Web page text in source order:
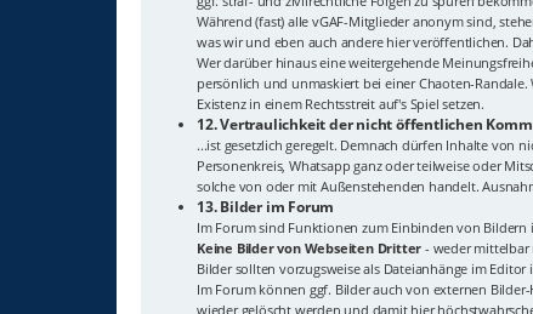
Während (fast) alle vGAF-Mitglieder anonym sind,
was wir und eben auch andere hier veröffentlichen.
Wer darüber hinaus eine weitergehende
persönlich und unmaskiert bei einer Chaoten-
Existenz in einem Rechtsstreit auf's Spiel setzen.
12. Vertraulichkeit der nicht öffentlichen
...ist gesetzlich geregelt. Demnach dürfen Inhalte von
Personenkreis, Whatsapp ganz oder teilweise oder
solche von oder mit Außenstehenden handelt.
13. Bilder im Forum
Im Forum sind Funktionen zum Einbinden von Bildern
Keine Bilder von Webseiten Dritter - weder mittelbar
Bilder sollten vorzugsweise als Dateianhänge im
Im Forum können ggf. Bilder auch von externen
wieder gelöscht werden und damit hier